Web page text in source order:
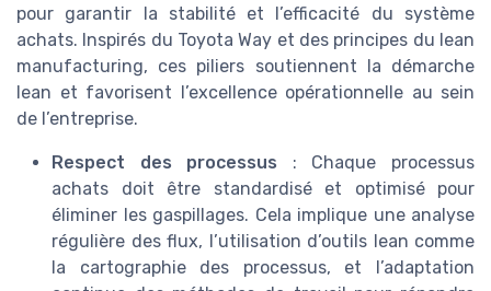
pour garantir la stabilité et l’efficacité du système
achats. Inspirés du Toyota Way et des principes du lean
manufacturing, ces piliers soutiennent la démarche
lean et favorisent l’excellence opérationnelle au sein
de l’entreprise.
Respect des processus : Chaque processus
achats doit être standardisé et optimisé pour
éliminer les gaspillages. Cela implique une analyse
régulière des flux, l’utilisation d’outils lean comme
la cartographie des processus, et l’adaptation